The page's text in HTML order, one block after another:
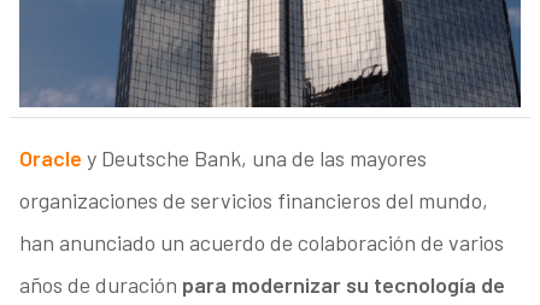
Oracle y Deutsche Bank, una de las mayores
organizaciones de servicios financieros del mundo,
han anunciado un acuerdo de colaboración de varios
años de duración para modernizar su tecnología de